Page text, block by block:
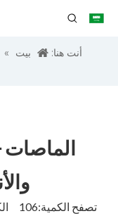
أنت هنا: بيت »
الماصات
تصفح الكمية:106